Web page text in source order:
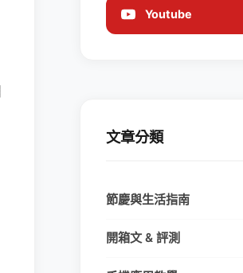
Youtube
文章分類
節慶與生活指南
開箱文 & 評測